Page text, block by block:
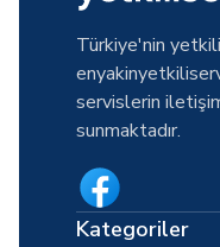
Türkiye'nin
servislerin
sunmaktadır.
Kategoriler